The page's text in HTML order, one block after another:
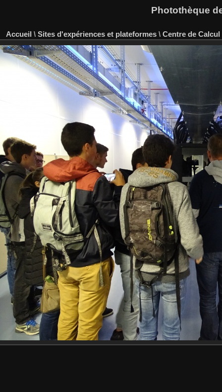
Photothèque
Accueil \ Sites d'expériences et plateformes \ Centre de Calcul